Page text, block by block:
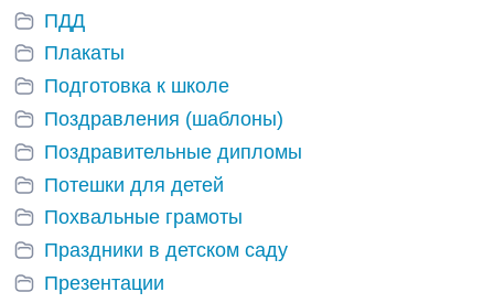
ПДД
Плакаты
Подготовка к школе
Поздравления (шаблоны)
Поздравительные дипломы
Потешки для детей
Похвальные грамоты
Праздники в детском саду
Презентации